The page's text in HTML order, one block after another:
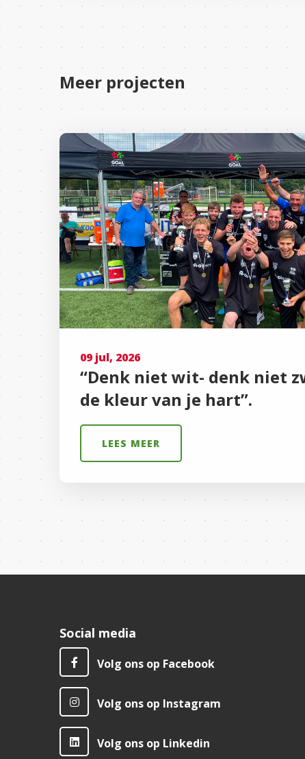
Meer projecten
09 jul, 2026
“Denk niet wit- denk niet
de kleur van je hart”.
LEES MEER
Social media
Volg ons op Facebook
Volg ons op Instagram
Volg ons op Linkedin